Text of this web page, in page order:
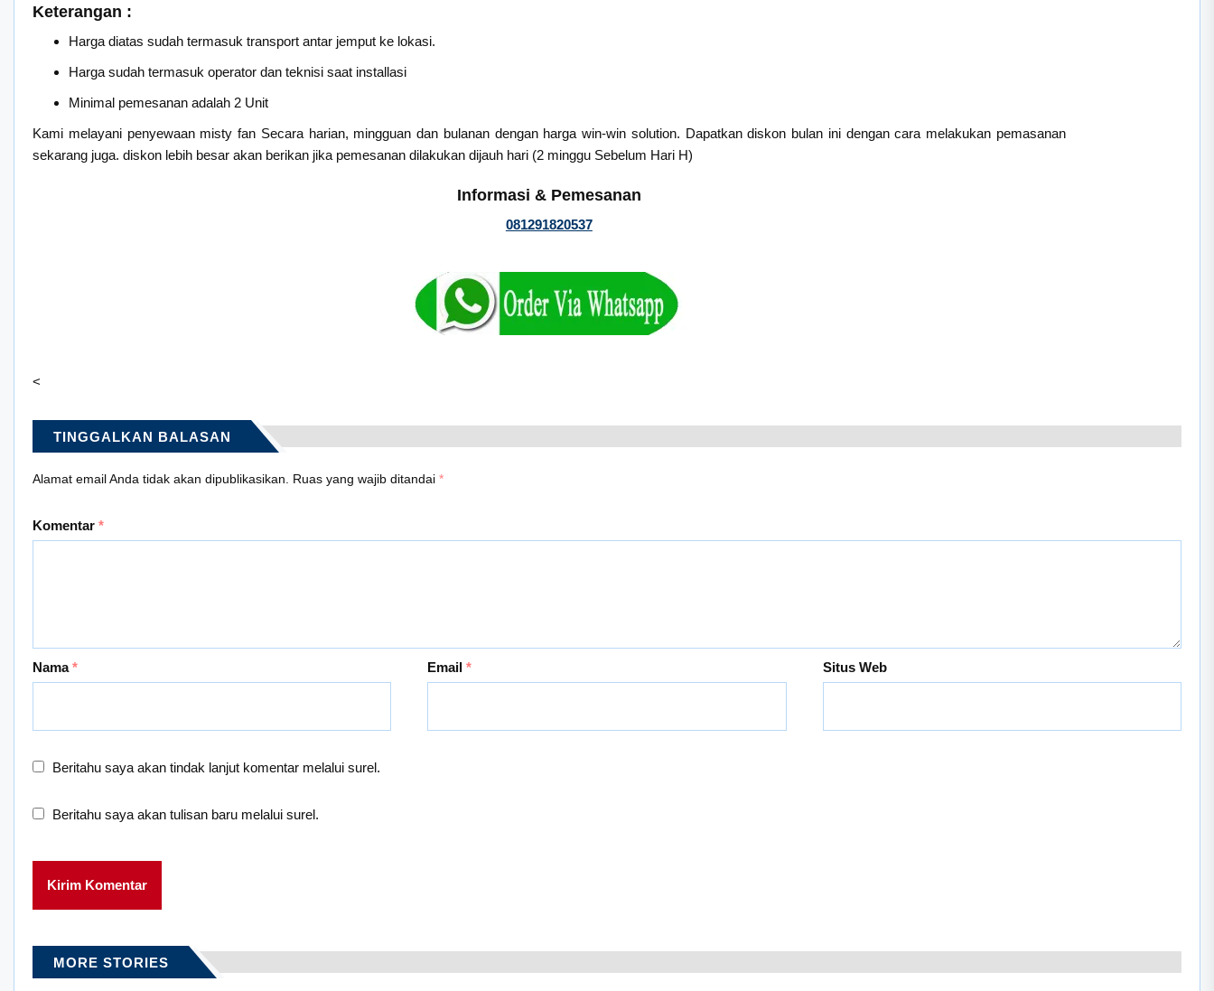
Keterangan :
Harga diatas sudah termasuk transport antar jemput ke lokasi.
Harga sudah termasuk operator dan teknisi saat installasi
Minimal pemesanan adalah 2 Unit
Kami melayani penyewaan misty fan Secara harian, mingguan dan bulanan dengan harga win-win solution. Dapatkan diskon bulan ini dengan cara melakukan pemasanan
sekarang juga. diskon lebih besar akan berikan jika pemesanan dilakukan dijauh hari (2 minggu Sebelum Hari H)
Informasi & Pemesanan
081291820537
<
TINGGALKAN BALASAN
Alamat email Anda tidak akan dipublikasikan. Ruas yang wajib ditandai *
Komentar *
Nama* Email* Situs Web
Beritahu saya akan tindak lanjut komentar melalui surel.
Beritahu saya akan tulisan baru melalui surel.
MORE STORIES